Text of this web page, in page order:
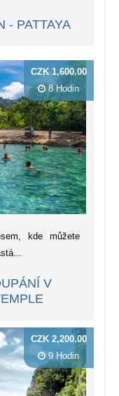
- PATTAYA
kde můžete
V
CZK 1,600.00
8 Hodin
CZK 2,200.00
9 Hodin